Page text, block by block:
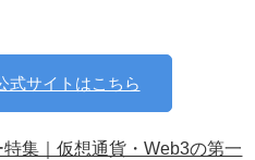
式サイトはこちら
集｜仮想通貨・Web3の第一